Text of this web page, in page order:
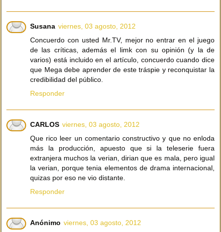
Susana viernes, 03 agosto, 2012
Concuerdo con usted Mr.TV, mejor no entrar en el juego
de las críticas, además el limk con su opinión (y la de
varios) está incluido en el artículo, concuerdo cuando dice
que Mega debe aprender de este tráspie y reconquistar la
credibilidad del público.
Responder
CARLOS viernes, 03 agosto, 2012
Que rico leer un comentario constructivo y que no enloda
más la producción, apuesto que si la teleserie fuera
extranjera muchos la verian, dirian que es mala, pero igual
la verian, porque tenia elementos de drama internacional,
quizas por eso ne vio distante.
Responder
Anónimo viernes, 03 agosto, 2012